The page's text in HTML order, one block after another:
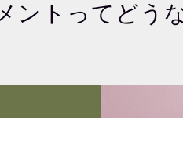
ントってどう